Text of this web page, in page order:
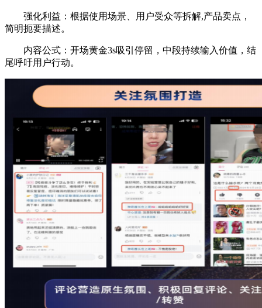
强化利益：根据使用场景、用户受众等拆解,产品卖点，
简明扼要描述。
内容公式：开场黄金3s吸引停留，中段持续输入价值，结
尾呼吁用户行动。